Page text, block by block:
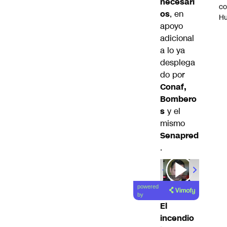
os, en
apoyo
adicional
a lo ya
desplega
do por
Conaf,
Bombero
s y el
mismo
Senapred
.
Lea el
artículo
powered
by
El
incendio